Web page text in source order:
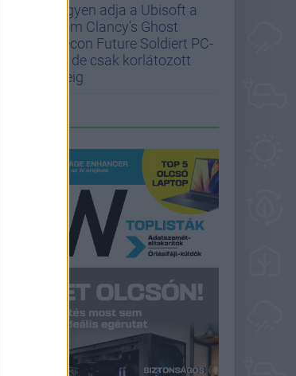
Ingyen adja a Ubisoft a
Tom Clancy's Ghost
Recon Future Soldiert PC-
re, de csak korlátozott
ideig